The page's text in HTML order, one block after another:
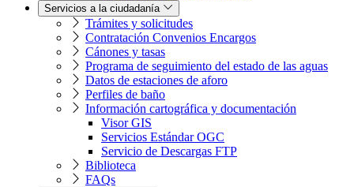
Servicios a la ciudadanía
Trámites y solicitudes
Contratación Convenios Encargos
Cánones y tasas
Programa de seguimiento del estado de las aguas
Datos de estaciones de aforo
Perfiles de baño
Información cartográfica y documentación
Visor GIS
Servicios Estándar OGC
Servicio de Descargas FTP
Biblioteca
FAQs